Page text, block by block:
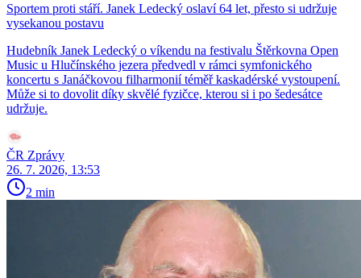
Sportem proti stáří. Janek Ledecký oslaví 64 let, přesto si udržuje
vysekanou postavu
Hudebník Janek Ledecký o víkendu na festivalu Štěrkovna Open
Music u Hlučínského jezera předvedl v rámci symfonického
koncertu s Janáčkovou filharmonií téměř kaskadérské vystoupení.
Může si to dovolit díky skvělé fyzičce, kterou si i po šedesátce
udržuje.
ČR Zprávy
26. 7. 2026, 13:53
2 min